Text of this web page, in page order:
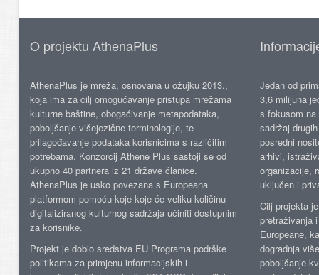
O projektu AthenaPlus
AthenaPlus je mreža, osnovana u ožujku 2013.,
koja ima za cilj omogućavanje pristupa mrežama
kulturne baštine, obogaćivanje metapodataka,
poboljšanje višejezične terminologije, te
prilagođavanje podataka korisnicima s različitim
potrebama. Konzorcij Athene Plus sastoji se od
ukupno 40 partnera iz 21 države članice.
AthenaPlus je usko povezana s Europeana
platformom pomoću koje koje će veliku količinu
digitaliziranog kulturnog sadržaja učiniti dostupnim
za korisnike.
Projekt je dobio sredstva EU Programa podrške
politikama za primjenu informacijskih i
Jedan od
3,6 milijuna
s fokusom
sadržaj
posredni
arhivi,
organizacije,
uključen i
Cilj projekta
pretraživanja
Europeane,
dogradnja
poboljšanje